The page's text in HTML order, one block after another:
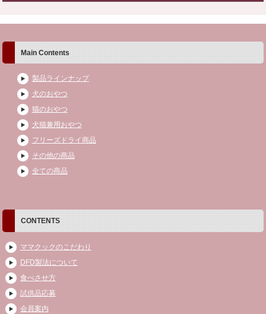
Main Contents
製品ラインナップ
犬のおやつ
猫のおやつ
犬猫兼用おやつ
フリーズドライ商品
その他の商品
全ての商品
CONTENTS
ママクックのこだわり
DFD製法について
食べさせ方
試供品応募
会員案内